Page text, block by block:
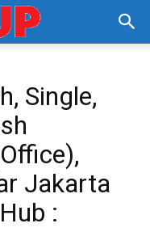
Single,
Jakarta
: